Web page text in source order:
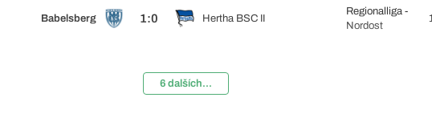
Babelsberg 1:0 Hertha BSC II
Regionalliga -
Nordost
6 dalších...